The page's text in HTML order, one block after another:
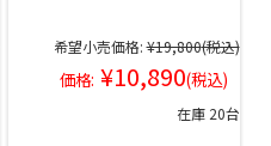
希望小売価格: ¥19,800(税込)
価格: ¥10,890(税込)
在庫 20台